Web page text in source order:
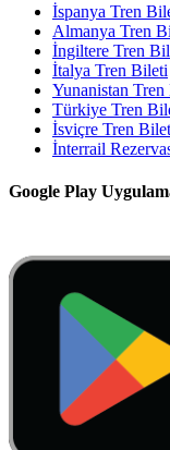
İspanya Tren
Almanya Tren
İngiltere Tren
İtalya Tren Bileti
Yunanistan
Türkiye Tren
İsviçre Tren
İnterrail
Google Play